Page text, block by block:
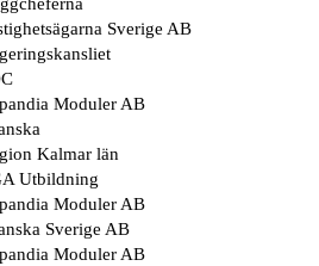
Sverige AB
Moduler AB
Kalmar län
Utbildning
Moduler AB
Sverige AB
Moduler AB